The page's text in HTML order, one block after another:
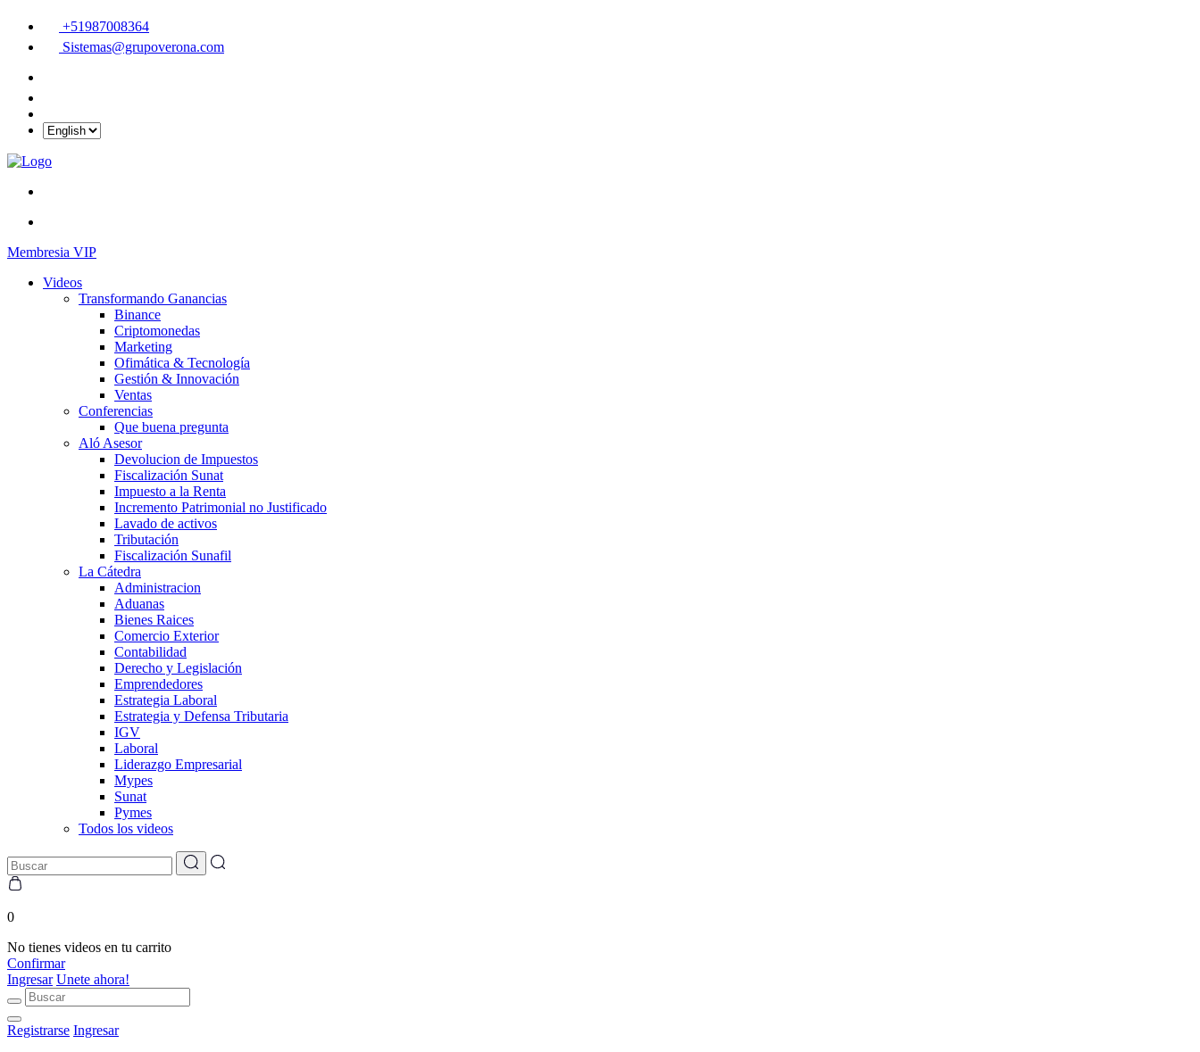
+51987008364
Sistemas@grupoverona.com
Membresia VIP
Videos
Transformando Ganancias
Binance
Criptomonedas
Marketing
Ofimática & Tecnología
Gestión & Innovación
Ventas
Conferencias
Que buena pregunta
Aló Asesor
Devolucion de Impuestos
Fiscalización Sunat
Impuesto a la Renta
Incremento Patrimonial no Justificado
Lavado de activos
Tributación
Fiscalización Sunafil
La Cátedra
Administracion
Aduanas
Bienes Raices
Comercio Exterior
Contabilidad
Derecho y Legislación
Emprendedores
Estrategia Laboral
Estrategia y Defensa Tributaria
IGV
Laboral
Liderazgo Empresarial
Mypes
Sunat
Pymes
Todos los videos
0
No tienes videos en tu carrito
Confirmar
Ingresar Unete ahora!
Registrarse Ingresar